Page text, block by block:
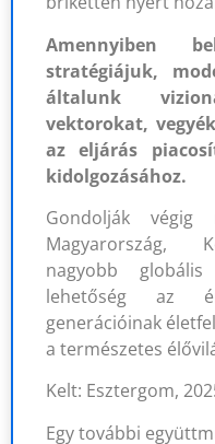
Amennyiben
stratégiájuk,
általunk
vektorokat,
az eljárás
kidolgozásához.
Gondolják
Magyarország,
nagyobb
lehetőség az
generációinak
a természetes
Kelt: Esztergom,
Egy további